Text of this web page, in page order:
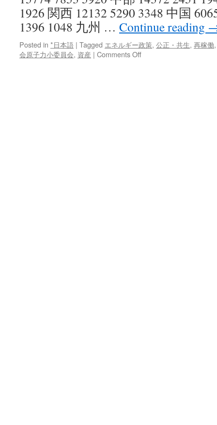
1926 関西 12132 5290 3348 中国
1396 1048 九州 … Continue reading
Posted in *日本語 | Tagged エネルギー政策, 公正・共生, 再稼働
会原子力小委員会, 資産 | Comments Offon